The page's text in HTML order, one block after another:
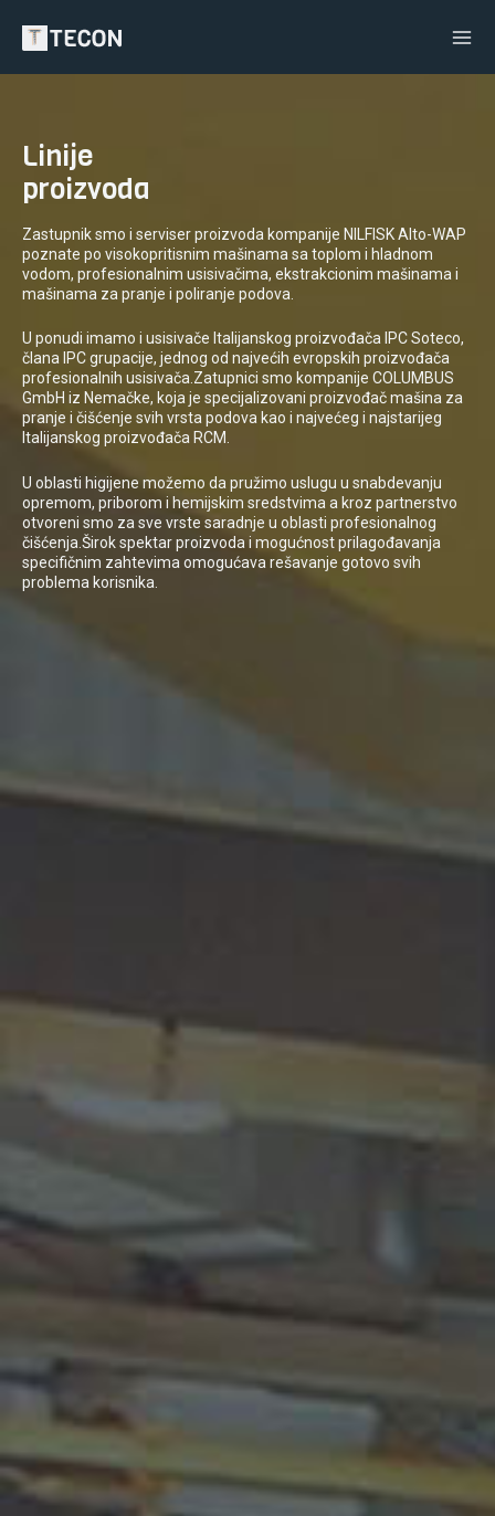
Skip
Linije
proizvoda
Zastupnik smo i serviser proizvoda kompanije NILFISK Alto-WAP
poznate po visokopritisnim mašinama sa toplom i hladnom
vodom, profesionalnim usisivačima, ekstrakcionim mašinama i
mašinama za pranje i poliranje podova.
U ponudi imamo i usisivače Italijanskog proizvođača IPC Soteco,
člana IPC grupacije, jednog od najvećih evropskih proizvođača
profesionalnih usisivača.Zatupnici smo kompanije COLUMBUS
GmbH iz Nemačke, koja je specijalizovani proizvođač mašina za
pranje i čišćenje svih vrsta podova kao i najvećeg i najstarijeg
Italijanskog proizvođača RCM.
U oblasti higijene možemo da pružimo uslugu u snabdevanju
opremom, priborom i hemijskim sredstvima a kroz partnerstvo
otvoreni smo za sve vrste saradnje u oblasti profesionalnog
čišćenja.Širok spektar proizvoda i mogućnost prilagođavanja
specifičnim zahtevima omogućava rešavanje gotovo svih
problema korisnika.